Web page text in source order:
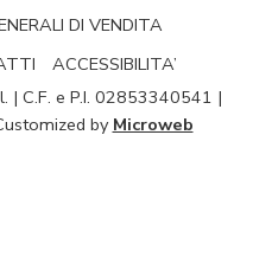
DI VENDITA
ACCESSIBILITA’
| C.F. e P.I. 02853340541 |
by Microweb